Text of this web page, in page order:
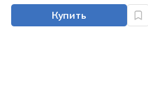
Купить